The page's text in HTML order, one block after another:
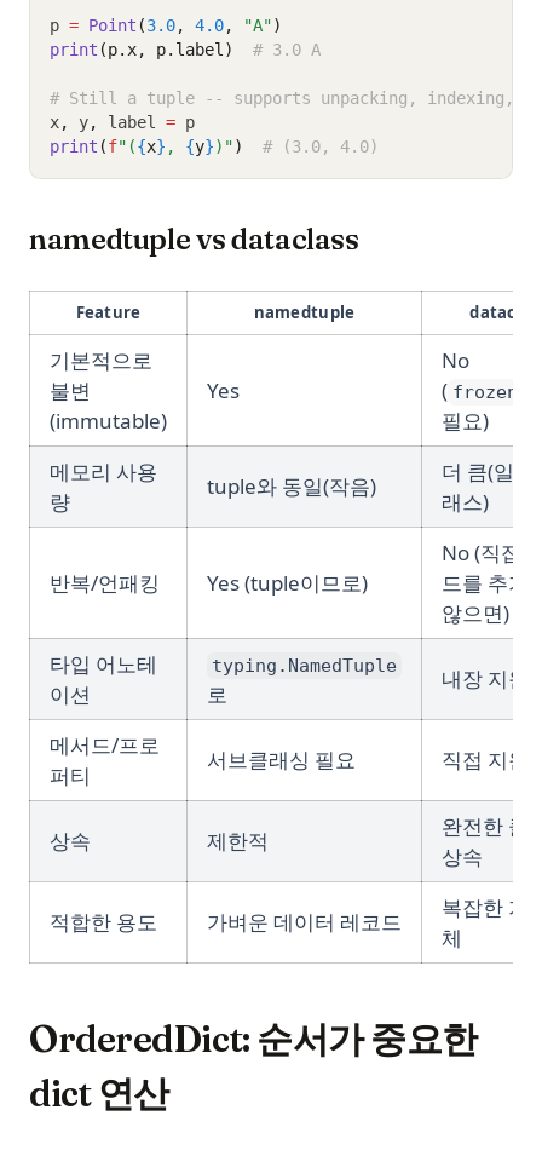
p = Point (3.0, 4.0, "A")
print (p.x, p.label) # 3.0 A
# Still a tuple -- supports unpacking, indexing,
x, y, label = p
print (f"({x} , {y})") # (3.0, 4.0)
namedtuple vs dataclass
Feature namedtuple
기본적으로
불변
(immutable)
Yes
No
(
필요)
메모리 사용
량
tuple와 동일(작음)
더 큼(일반
래스)
반복/언패킹 Yes (tuple이므로)
No (직접
드를 추가
않으면)
타입 어노테
이션
typing.NamedTuple
로
내장 지원
메서드/프로
퍼티
서브클래싱 필요 직접 지원
상속 제한적
완전한 클
상속
적합한 용도 가벼운 데이터 레코드
복잡한 가
체
OrderedDict: 순서가 중요한
dict 연산